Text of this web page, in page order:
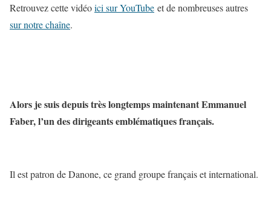
Retrouvez cette vidéoici sur YouTube et de nombreuses autres
sur notre chaîne.
Alors je suis depuis très longtemps maintenant Emmanuel
Faber, l’un des dirigeants emblématiques français.
Il est patron de Danone, ce grand groupe français et international.